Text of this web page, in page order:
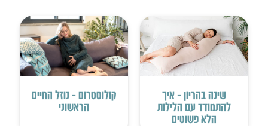
שינה בהריון – איך
להתמודד עם הלילות
הלא פשוטים
קולוסטרום – נוזל החיים
הראשוני